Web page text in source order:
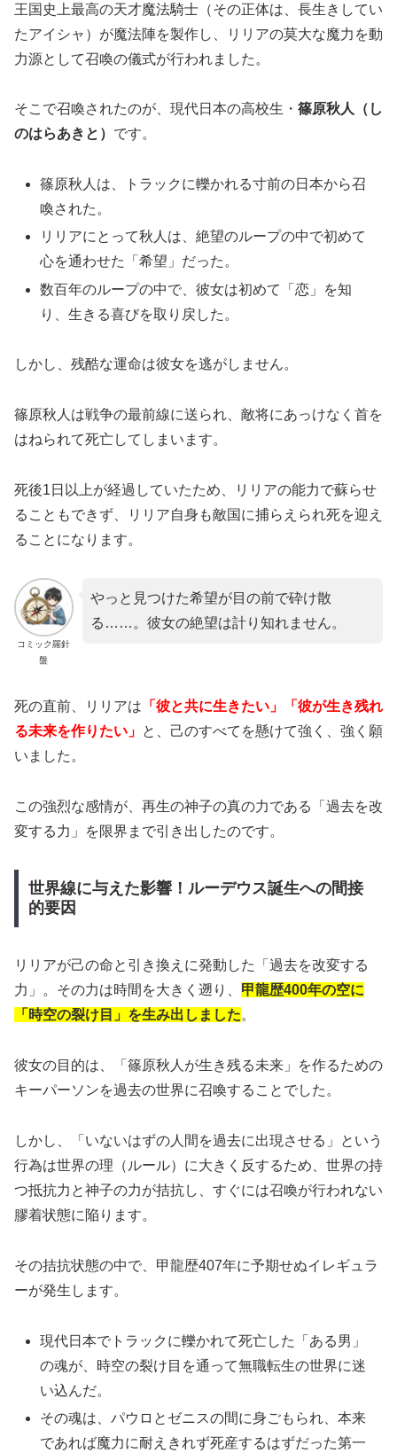
王国史上最高の天才魔法騎士（その正体は、長生きしてい
たアイシャ）が魔法陣を製作し、リリアの莫大な魔力を動
力源として召喚の儀式が行われました。
そこで召喚されたのが、現代日本の高校生・ 篠原秋人（し
のはらあきと） です。
篠原秋人は、トラックに轢かれる寸前の日本から召
喚された。
リリアにとって秋人は、絶望のループの中で初めて
心を通わせた「希望」だった。
数百年のループの中で、彼女は初めて「恋」を知
り、生きる喜びを取り戻した。
しかし、残酷な運命は彼女を逃がしません。
篠原秋人は戦争の最前線に送られ、敵将にあっけなく首を
はねられて死亡してしまいます。
死後1日以上が経過していたため、リリアの能力で蘇らせ
ることもできず、リリア自身も敵国に捕らえられ死を迎え
ることになります。
コミック羅針
盤
やっと見つけた希望が目の前で砕け散
る……。彼女の絶望は計り知れません。
死の直前、リリアは 「彼と共に生きたい」「彼が生き残れ
る未来を作りたい」 と、己のすべてを懸けて強く、強く願
いました。
この強烈な感情が、再生の神子の真の力である「過去を改
変する力」を限界まで引き出したのです。
世界線に与えた影響！ルーデウス誕生への間接
的要因
リリアが己の命と引き換えに発動した「過去を改変する
力」。その力は時間を大きく遡り、 甲龍歴400年の空に
「時空の裂け目」を生み出しました。
彼女の目的は、「篠原秋人が生き残る未来」を作るための
キーパーソンを過去の世界に召喚することでした。
しかし、「いないはずの人間を過去に出現させる」という
行為は世界の理（ルール）に大きく反するため、世界の持
つ抵抗力と神子の力が拮抗し、すぐには召喚が行われない
膠着状態に陥ります。
その拮抗状態の中で、甲龍歴407年に予期せぬイレギュラ
ーが発生します。
現代日本でトラックに轢かれて死亡した「ある男」
の魂が、時空の裂け目を通って無職転生の世界に迷
い込んだ。
その魂は、パウロとゼニスの間に身ごもられ、本来
であれば魔力に耐えきれず死産するはずだった第一